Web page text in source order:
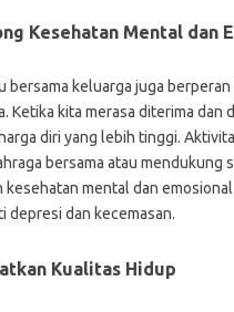
Kesehatan Mental dan
bersama keluarga juga
Ketika kita merasa diterima dan
diri yang lebih tinggi.
bersama atau mendukung
kesehatan mental dan
depresi dan kecemasan.
Kualitas Hidup